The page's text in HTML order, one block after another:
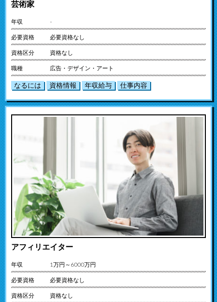
芸術家
年収 -
必要資格 必要資格なし
資格区分 資格なし
職種 広告・デザイン・アート
なるには 資格情報 年収給与 仕事内容
アフィリエイター
年収 1万円～6000万円
必要資格 必要資格なし
資格区分 資格なし